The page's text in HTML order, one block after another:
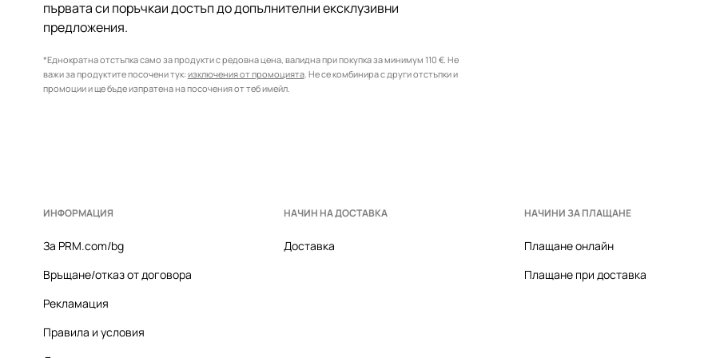
първата си поръчкаи достъп до допълнителни ексклузивни
предложения.
*Еднократна отстъпка само за продукти с редовна цена, валидна при покупка за минимум 110 €. Не
важи за продуктите посочени тук: изключения от промоцията. Не се комбинира с други отстъпки и
промоции и ще бъде изпратена на посочения от теб имейл.
ИНФОРМАЦИЯ
За PRM.com/bg
Връщане/отказ от договора
Рекламация
Правила и условия
НАЧИН НА ДОСТАВКА
Доставка
НАЧИНИ ЗА ПЛАЩАНЕ
Плащане онлайн
Плащане при доставка